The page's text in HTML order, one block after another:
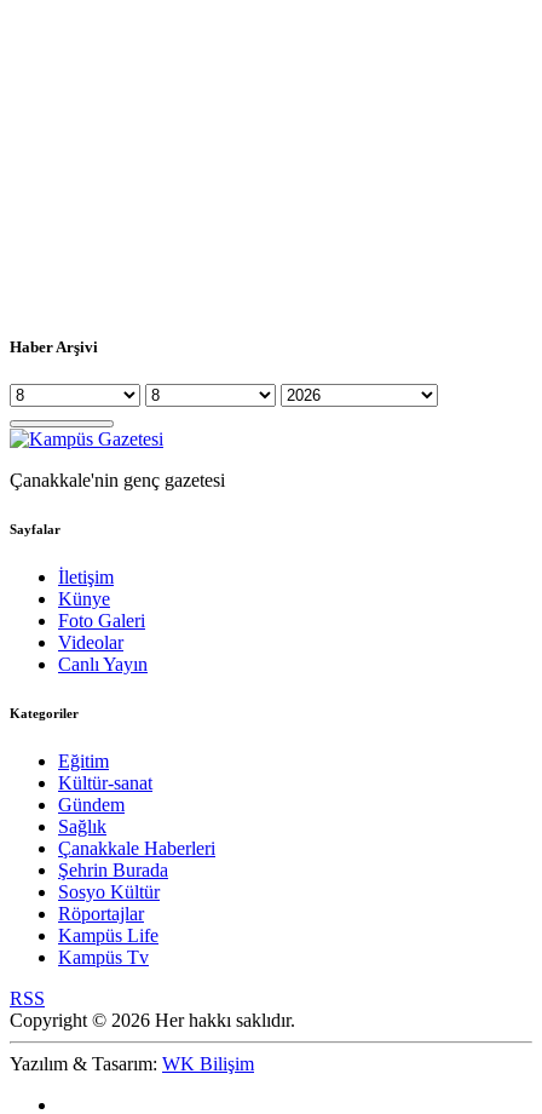
Haber Arşivi
Çanakkale'nin genç gazetesi
Sayfalar
İletişim
Künye
Foto Galeri
Videolar
Canlı Yayın
Kategoriler
Eğitim
Kültür-sanat
Gündem
Sağlık
Çanakkale Haberleri
Şehrin Burada
Sosyo Kültür
Röportajlar
Kampüs Life
Kampüs Tv
RSS
Copyright © 2026 Her hakkı saklıdır.
Yazılım & Tasarım: WK Bilişim